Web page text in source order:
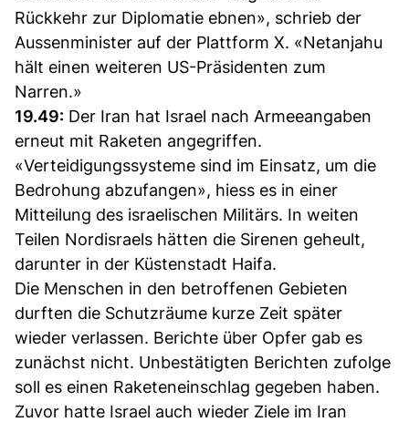
Rückkehr zur Diplomatie ebnen», schrieb der
Aussenminister auf der Plattform X. «Netanjahu
hält einen weiteren US-Präsidenten zum
Narren.»
19.49: Der Iran hat Israel nach Armeeangaben
erneut mit Raketen angegriffen.
«Verteidigungssysteme sind im Einsatz, um die
Bedrohung abzufangen», hiess es in einer
Mitteilung des israelischen Militärs. In weiten
Teilen Nordisraels hätten die Sirenen geheult,
darunter in der Küstenstadt Haifa.
Die Menschen in den betroffenen Gebieten
durften die Schutzräume kurze Zeit später
wieder verlassen. Berichte über Opfer gab es
zunächst nicht. Unbestätigten Berichten zufolge
soll es einen Raketeneinschlag gegeben haben.
Zuvor hatte Israel auch wieder Ziele im Iran